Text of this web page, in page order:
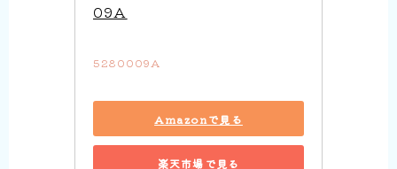
09A
5280009A
Amazonで見る
楽天市場で見る